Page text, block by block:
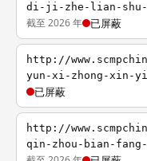
di-ji-zhe-lian-shu-
截至 2026 年 已屏蔽
http://
yun-xi-zhong-xin-
已屏蔽
http://
qin-zhou-bian-